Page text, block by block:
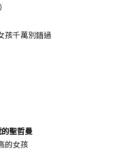
孩千萬別錯過
聖哲曼
的女孩